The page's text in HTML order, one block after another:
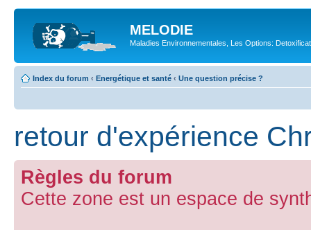
MELODIE
Maladies Environnementales, Les Options:
Index du forum ‹ Energétique et santé ‹ Une question précise ?
retour d'expérience
Règles du forum
Cette zone est un espace de